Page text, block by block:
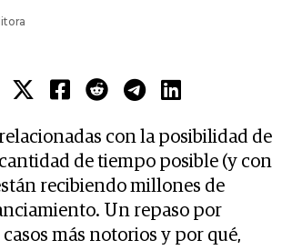
con la posibilidad de
de tiempo posible (y con
recibiendo millones de
Un repaso por
más notorios y por qué,